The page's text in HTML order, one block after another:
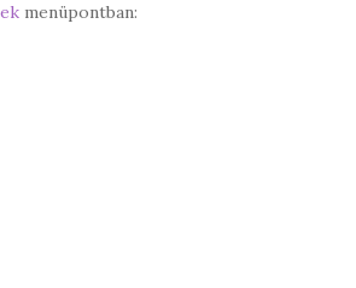
menüpontban: